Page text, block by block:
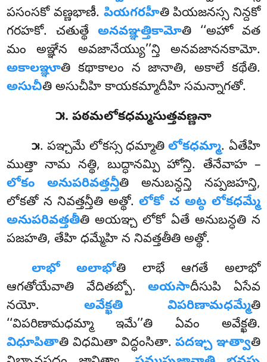
పసంసకో వణ్ణభాణీ. పియగరహీతి పియజనస్స నిన్దకో
గరహకో. చతుత్థే అనవఞ్ఞత్తికామోతి ‘‘అహో వత
మం అఞ్ఞేన అవజానేయ్యు’’న్తి అనవజాననకామో.
అకాలఞ్ఞూతి కథాకాలం న జానాతి, అకాలే కథేతి.
అసుచీతి అసుచీహి కాయకమ్మాదీహి సమన్నాగతో.
౫. పఠమలోకధమ్మసుత్తవణ్ణనా
౫. పఞ్చమే లోకస్స ధమ్మాతిలోకధమ్మా. ఏతేహి
ముత్తా నామ నత్థి, బుద్ధానమ్పి హోన్తి. తేనేవాహ –
లోకం అనుపరివత్తన్తీతి అనుబన్ధన్తి నప్పజహన్తి,
లోకతో న నివత్తన్తీతి అత్థో.లోకో చ అట్ఠ లోకధమ్మే
అనుపరివత్తతీతి అయఞ్చ లోకో ఏతే అనుబన్ధతి న
పజహతి, తేహి ధమ్మేహి న నివత్తతీతి అత్థో.
లాభో అలాభోతి లాభే ఆగతే అలాభో
ఆగతోయేవాతి వేదితబ్బో.అయసాదీసుపి ఏసేవ
నయో. అవేక్ఖతి విపరిణామధమ్మేతి
‘‘విపరిణామధమ్మా ఇమే’’తి ఏవం అవేక్ఖతి.
విధూపితాతి విధమితా విద్ధంసితా.పదఞ్చ ఞత్వాతి